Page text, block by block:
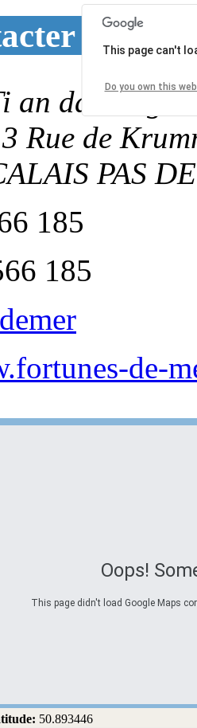
an
Rue de
PAS
185
185
de-
Oops!
This page didn't load Google Maps
This page can't
Do you own this
50.893446